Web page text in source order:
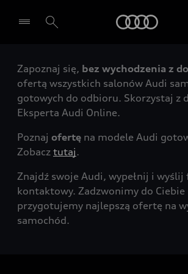
Wybierz Twojego Partnera Audi
Zapoznaj się, bez wychodzenia z
ofertą wszystkich salonów Audi
gotowych do odbioru. Skorzystaj z
Eksperta Audi Online.
Poznaj ofertę na modele Audi
Zobacz tutaj.
Znajdź swoje Audi, wypełnij i
kontaktowy. Zadzwonimy do Ciebie
przygotujemy najlepszą ofertę na
samochód.